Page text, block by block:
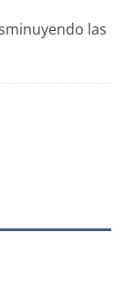
las